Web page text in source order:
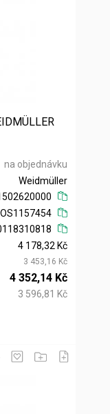
na objednávku
Weidmüller
4 178,32 Kč
3 453,16 Kč
4 352,14 Kč
3 596,81 Kč
košíku